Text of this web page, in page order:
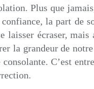
Plus que
confiance, la part de
laisser écraser,
la grandeur de
consolante. C’est